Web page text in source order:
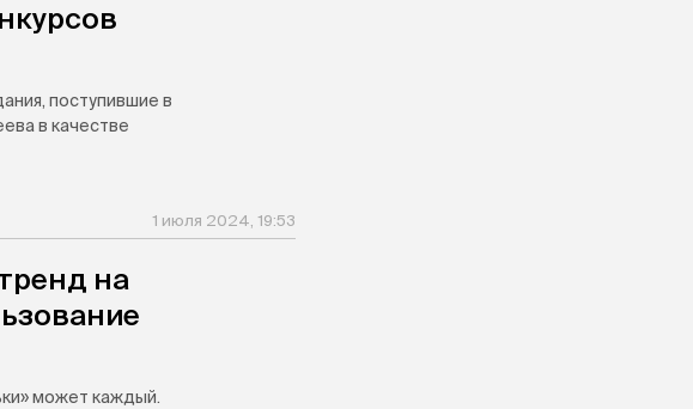
поступившие в
в качестве
1 июля 2024, 19:53
на
может каждый.